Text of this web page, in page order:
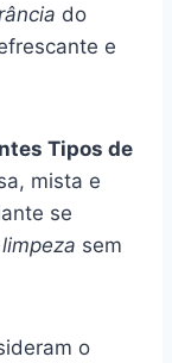
do
e
Tipos de
mista e
se
limpeza sem
o